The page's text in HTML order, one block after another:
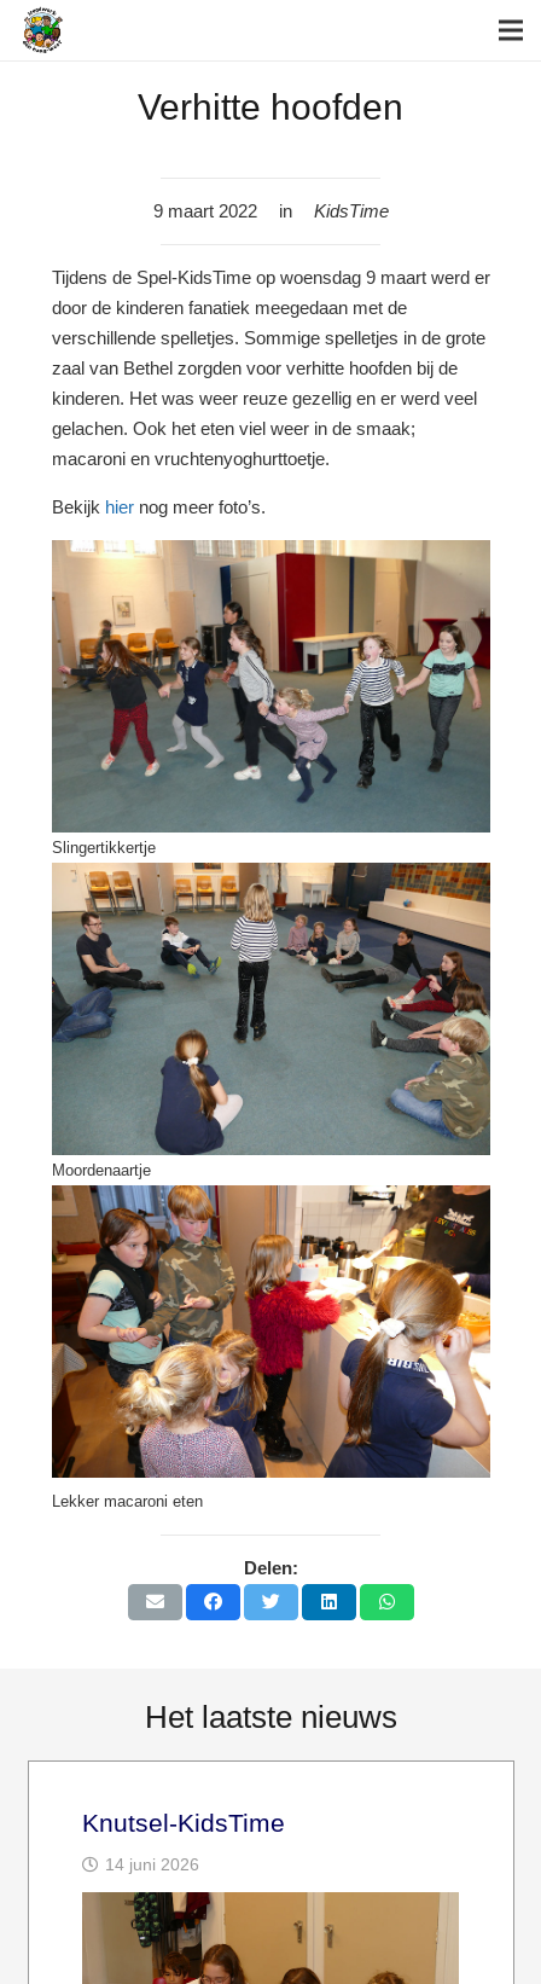
Verhitte hoofden
9 maart 2022 in KidsTime
Tijdens de Spel-KidsTime op woensdag 9 maart werd er
door de kinderen fanatiek meegedaan met de
verschillende spelletjes. Sommige spelletjes in de grote
zaal van Bethel zorgden voor verhitte hoofden bij de
kinderen. Het was weer reuze gezellig en er werd veel
gelachen. Ook het eten viel weer in de smaak;
macaroni en vruchtenyoghurttoetje.
Bekijk hier nog meer foto’s.
Slingertikkertje
Moordenaartje
Lekker macaroni eten
Delen:
Het laatste nieuws
Knutsel-KidsTime
14 juni 2026